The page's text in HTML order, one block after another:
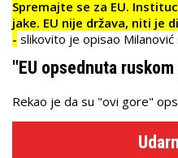
Spremajte se za EU.
jake. EU nije država, niti je
- slikovito je opisao Milanović
"EU opsednuta
Rekao je da su "ovi gore"